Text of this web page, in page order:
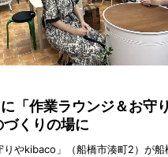
「作業ラウンジ＆お守
くりの場に
りやkibaco」（船橋市湊町2）が船